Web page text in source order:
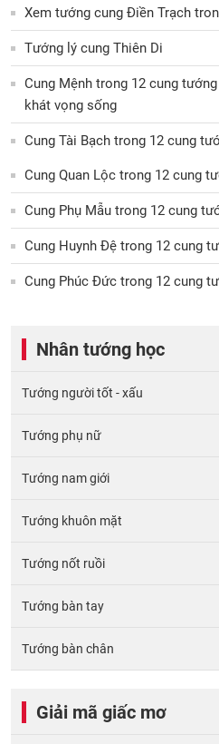
Xem tướng cung Điền Trạch
Tướng lý cung Thiên Di
Cung Mệnh trong 12 cung
khát vọng sống
Cung Tài Bạch trong 12 cung
Cung Quan Lộc trong 12 cung
Cung Phụ Mẫu trong 12 cung
Cung Huynh Đệ trong 12 cung
Cung Phúc Đức trong 12 cung
Nhân tướng học
Tướng người tốt - xấu
Tướng phụ nữ
Tướng nam giới
Tướng khuôn mặt
Tướng nốt ruồi
Tướng bàn tay
Tướng bàn chân
Giải mã giấc mơ